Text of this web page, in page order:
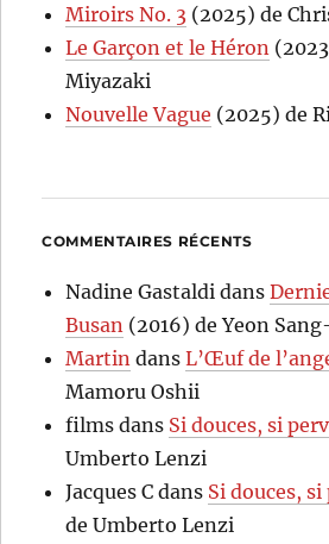
Miroirs No. 3 (2025) de
Le Garçon et le Héron
Miyazaki
Nouvelle Vague (2025) de
COMMENTAIRES RÉCENTS
Nadine Gastaldi dans
Busan (2016) de Yeon
Martin dansL’Œuf de
Mamoru Oshii
films dans Si douces, si
Umberto Lenzi
Jacques C dans Si douces, si
de Umberto Lenzi